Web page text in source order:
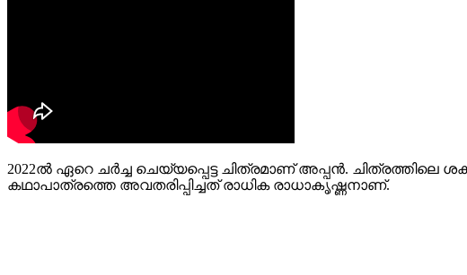
2022ൽ ഏറെ ചർച്ച ചെയ്യപ്പെട്ട ചിത്രമാണ് അപ്പൻ. ചിത്രത്തിലെ
കഥാപാത്രത്തെ അവതരിപ്പിച്ചത് രാധിക രാധാകൃഷ്ണനാണ്.